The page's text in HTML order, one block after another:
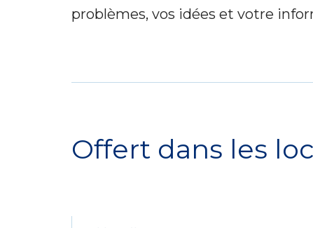
problèmes, vos idées et votre
Offert dans les